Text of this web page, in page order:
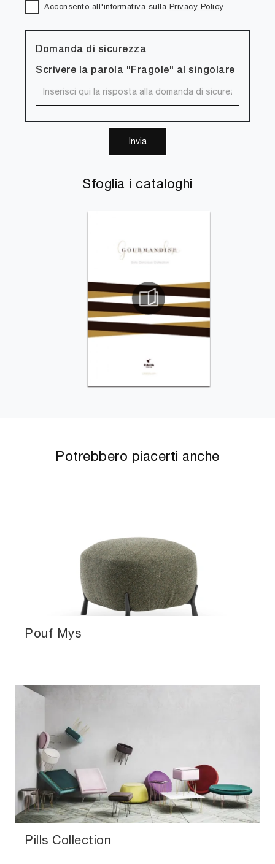
Sfoglia i cataloghi
Acconsento all'informativa sulla Privacy Policy
Domanda di sicurezza
Scrivere la parola "Fragole" al singolare
Invia
Potrebbero piacerti anche
Pouf Mys
Pills Collection